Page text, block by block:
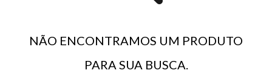
NÃO ENCONTRAMOS UM PRODUTO
PARA SUA BUSCA.